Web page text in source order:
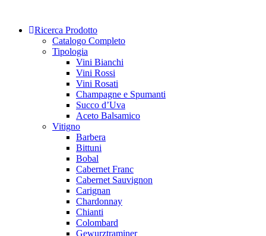
content Ricerca Prodotto
Catalogo Completo
Tipologia
Vini Bianchi
Vini Rossi
Vini Rosati
Champagne e Spumanti
Succo d’Uva
Aceto Balsamico
Vitigno
Barbera
Bittuni
Bobal
Cabernet Franc
Cabernet Sauvignon
Carignan
Chardonnay
Chianti
Colombard
Gewurztraminer